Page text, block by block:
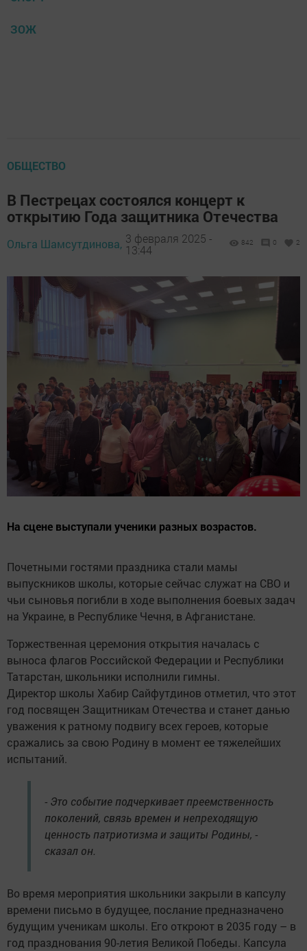
ЗОЖ
ОБЩЕСТВО
В Пестрецах состоялся концерт к
открытию Года защитника Отечества
Ольга Шамсутдинова, 3 февраля 2025 -
13:44
842 0 2
На сцене выступали ученики разных возрастов.
Почетными гостями праздника стали мамы
выпускников школы, которые сейчас служат на СВО и
чьи сыновья погибли в ходе выполнения боевых задач
на Украине, в Республике Чечня, в Афганистане.
Торжественная церемония открытия началась с
выноса флагов Российской Федерации и Республики
Татарстан, школьники исполнили гимны.
Директор школы Хабир Сайфутдинов отметил, что этот
год посвящен Защитникам Отечества и станет данью
уважения к ратному подвигу всех героев, которые
сражались за свою Родину в момент ее тяжелейших
испытаний.
- Это событие подчеркивает преемственность
поколений, связь времен и непреходящую
ценность патриотизма и защиты Родины, -
сказал он.
Во время мероприятия школьники закрыли в капсулу
времени письмо в будущее, послание предназначено
будущим ученикам школы. Его откроют в 2035 году – в
год празднования 90-летия Великой Победы. Капсула